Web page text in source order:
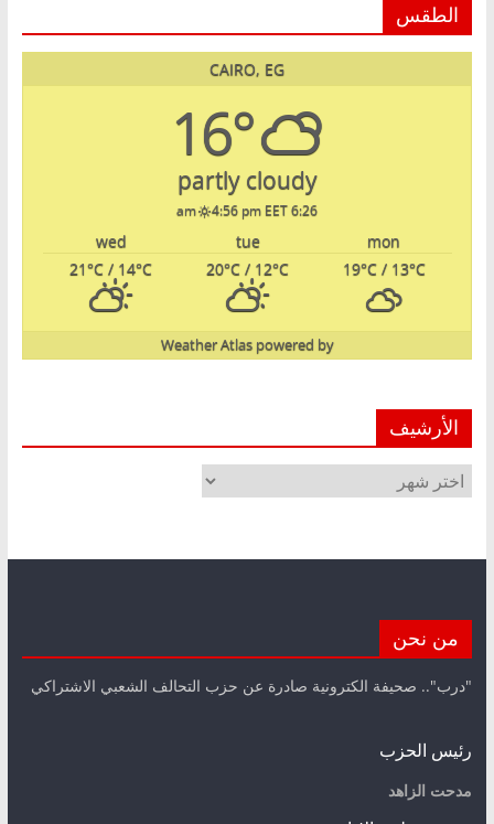
الطقس
CAIRO, EG
16°
partly cloudy
6:26 am
4:56 pm EET
mon
tue
wed
19°C/ 13°C
20°C / 12°C
21°C / 14°C
powered by
Weather Atlas
الأرشيف
الأرشيف
من نحن
"درب".. صحيفة الكترونية صادرة عن حزب التحالف الشعبي الاشتراكي
رئيس الحزب
مدحت الزاهد